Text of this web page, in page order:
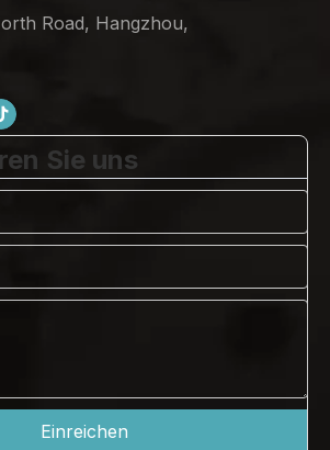
Road, Hangzhou,
Sie uns
Einreichen